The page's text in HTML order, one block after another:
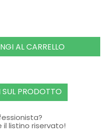
AL CARRELLO
PRODOTTO
listino riservato!